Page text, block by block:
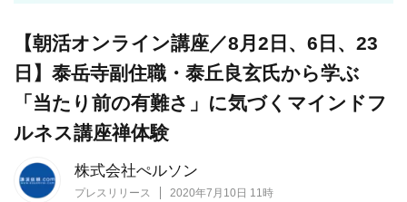
株式会社ぺルソン
プレスリリース 2020年7月10日 11時
【朝活オンライン講座／8月2日、6日、23
日】泰岳寺副住職・泰丘良玄氏から学ぶ
「当たり前の有難さ」に気づくマインドフ
ルネス講座禅体験